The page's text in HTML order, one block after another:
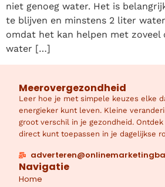
niet genoeg water. Het is
te blijven en minstens 2 liter
omdat het kan helpen met zoveel
water […]
Meerovergezondheid
Leer hoe je met simpele keuzes elke
energieker kunt leven. Kleine
groot verschil in je gezondheid.
direct kunt toepassen in je dagelijkse
Navigatie
Home